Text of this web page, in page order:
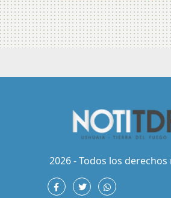
2026 - Todos los